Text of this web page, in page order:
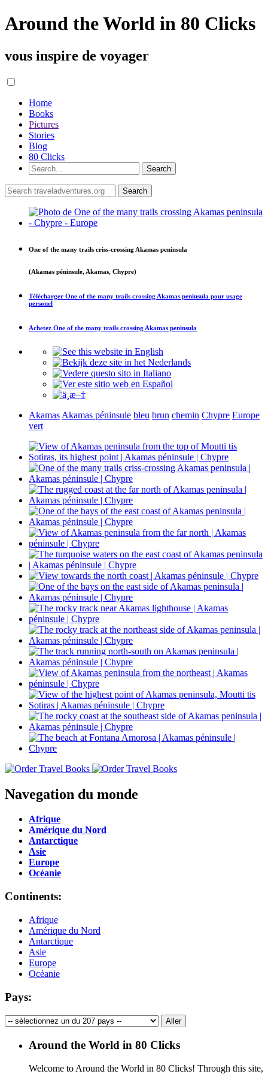
Around the World in 80 Clicks
vous inspire de voyager
Home
Books
Pictures
Stories
Blog
80 Clicks
One of the many trails criss-crossing Akamas peninsula
(Akamas péninsule, Akamas, Chypre)
Télécharger One of the many trails crossing Akamas peninsula pour usage
personel
Achetez One of the many trails crossing Akamas peninsula
Akamas Akamas péninsule bleu brun chemin Chypre Europe
vert
Navegation du monde
Afrique
Amérique du Nord
Antarctique
Asie
Europe
Océanie
Continents:
Afrique
Amérique du Nord
Antarctique
Asie
Europe
Océanie
Pays:
Around the World in 80 Clicks
Welcome to Around the World in 80 Clicks! Through this site,